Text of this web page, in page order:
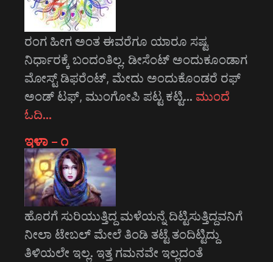
ರಂಗ ಹೀಗ ಅಂತ ಈವರೆಗೂ ಯಾರೂ ಸಷ್ಟ
ನಿರ್ಧಾರಕ್ಕೆ ಬಂದಂತಿಲ್ಲ. ಡೀಸೆಂಟ್ ಅಂದುಕೂಂಡಾಗ
ಮೋಸ್ಟ್‌ ಡಿಫರೆಂಟ್‌, ಮೇದು ಅಂದುಕೊಂಡರೆ ರಫ್
ಅಂಡ್ ಟಫ್, ಮುಂಗೋಪಿ ಪಟ್ಟ ಕಟ್ಟಿ… ಮುಂದೆ
ಓದಿ…
ಇಳಾ – ೧
ಹೊರಗೆ ಸುರಿಯುತ್ತಿದ್ದ ಮಳೆಯನ್ನೆ ದಿಟ್ಟಿಸುತ್ತಿದ್ದವನಿಗೆ
ನೀಲಾ ಟೇಬಲ್ ಮೇಲೆ ತಿಂಡಿ ತಟ್ಟೆ ತಂದಿಟ್ಟಿದ್ದು
ತಿಳಿಯಲೇ ಇಲ್ಲ. ಇತ್ತ ಗಮನವೇ ಇಲ್ಲದಂತೆ